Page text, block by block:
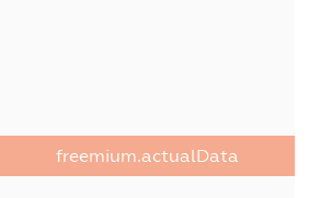
freemium.actualData